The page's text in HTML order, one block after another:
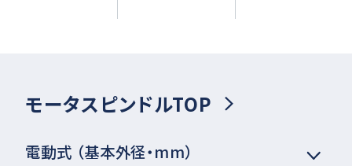
モータスピンドルTOP
電動式 （基本外径・mm）